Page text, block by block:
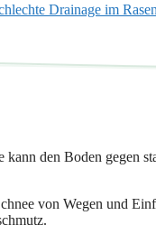
Drainage im
den Boden
von Wegen und